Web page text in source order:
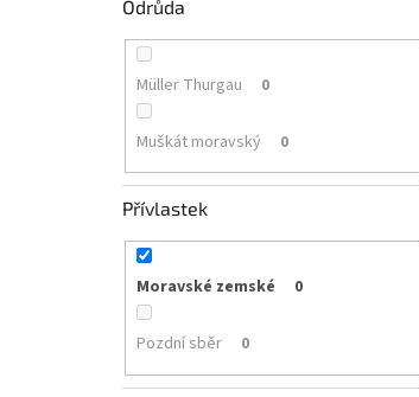
Odrůda
Müller Thurgau 0
Muškát moravský 0
Přívlastek
Moravské zemské 0
Pozdní sběr 0